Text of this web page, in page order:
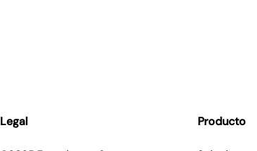
Legal Producto